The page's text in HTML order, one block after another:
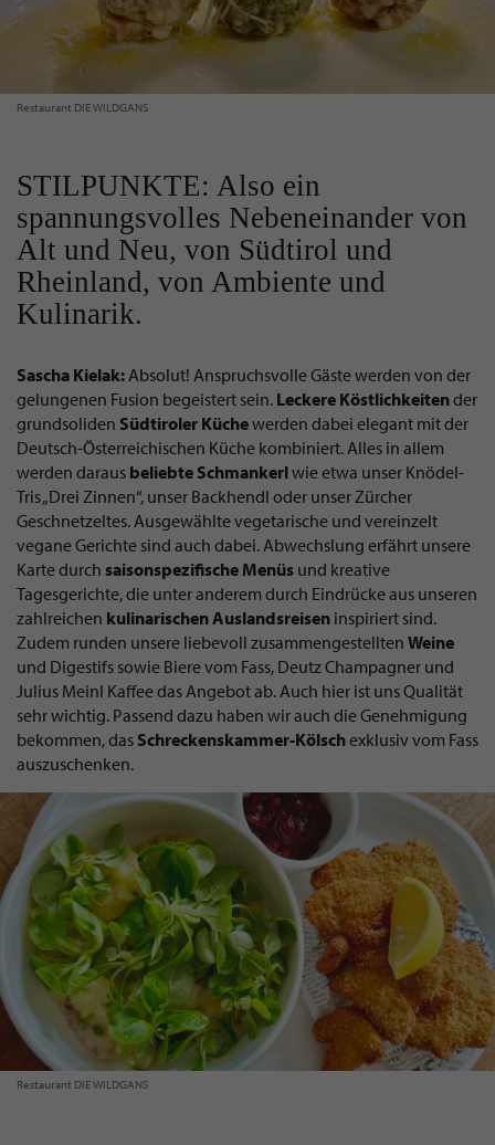
Restaurant DIE WILDGANS
STILPUNKTE: Also ein
spannungsvolles Nebeneinander von
Alt und Neu, von Südtirol und
Rheinland, von Ambiente und
Kulinarik.
Sascha Kielak: Absolut! Anspruchsvolle Gäste werden von der
gelungenen Fusion begeistert sein. Leckere Köstlichkeitender
grundsoliden Südtiroler Küchewerden dabei elegant mit der
Deutsch-Österreichischen Küche kombiniert. Alles in allem
werden daraus beliebte Schmankerlwie etwa unser Knödel-
Tris „Drei Zinnen“, unser Backhendl oder unser Zürcher
Geschnetzeltes. Ausgewählte vegetarische und vereinzelt
vegane Gerichte sind auch dabei. Abwechslung erfährt unsere
Karte durch saisonspezifische Menüs und kreative
Tagesgerichte, die unter anderem durch Eindrücke aus unseren
zahlreichen kulinarischen Auslandsreisen inspiriert sind.
Zudem runden unsere liebevoll zusammengestellten Weine
und Digestifs sowie Biere vom Fass, Deutz Champagner und
Julius Meinl Kaffee das Angebot ab. Auch hier ist uns Qualität
sehr wichtig. Passend dazu haben wir auch die Genehmigung
bekommen, das Schreckenskammer-Kölschexklusiv vom Fass
auszuschenken.
Restaurant DIE WILDGANS